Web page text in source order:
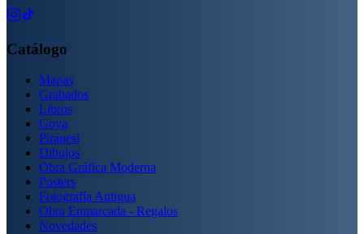
Catálogo
Mapas
Grabados
Libros
Goya
Piranesi
Dibujos
Obra Gráfica Moderna
Posters
Fotografía Antigua
Obra Enmarcada - Regalos
Novedades